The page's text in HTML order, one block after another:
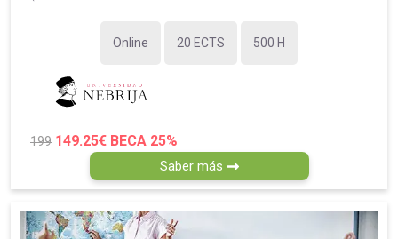
Online 20 ECTS 500 H
199 149.25€ BECA 25%
Saber más